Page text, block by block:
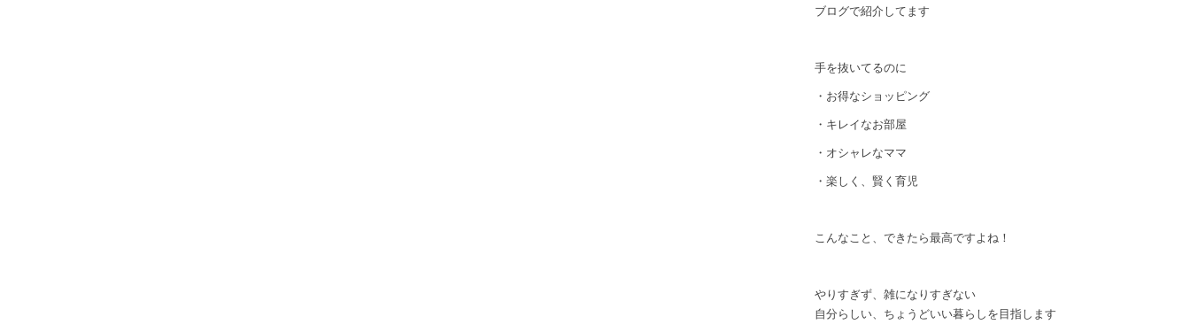
ブログで紹介してます
手を抜いてるのに
・お得なショッピング
・キレイなお部屋
・オシャレなママ
・楽しく、賢く育児
こんなこと、できたら最高ですよね！
やりすぎず、雑になりすぎない
自分らしい、ちょうどいい暮らしを目指します